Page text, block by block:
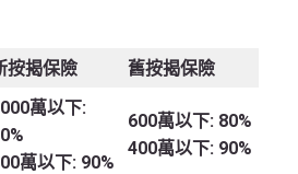
按揭保險 舊按揭保險
萬以下:
萬以下: 90%
600萬以下: 80%
400萬以下: 90%